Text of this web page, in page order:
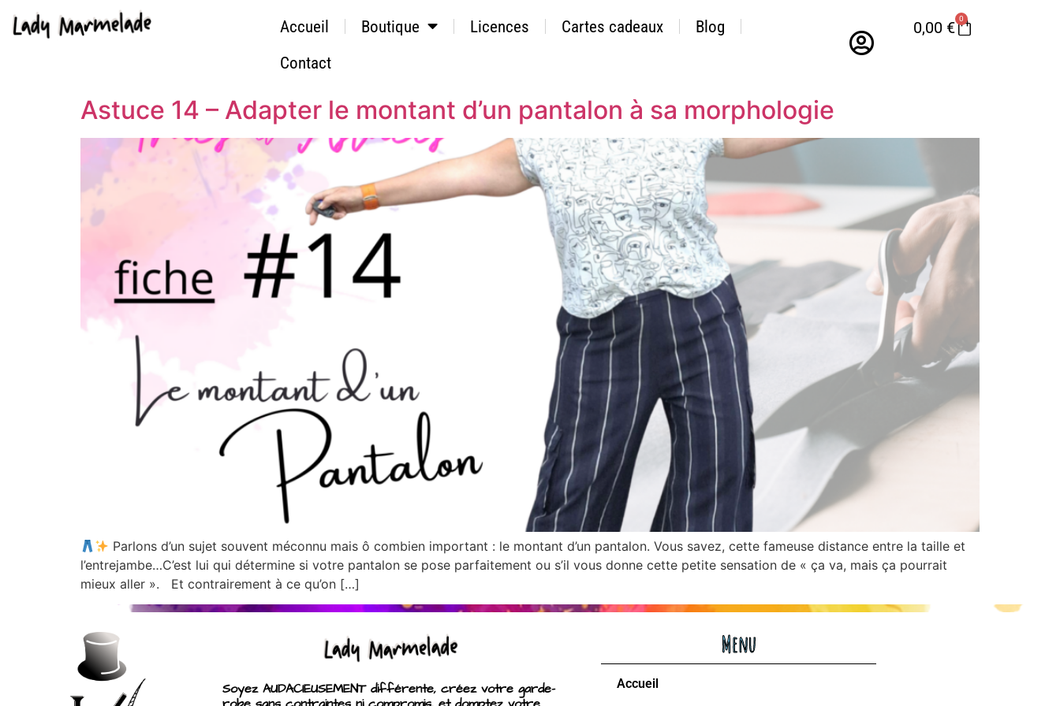
Accueil Boutique Licences Cartes cadeaux
Blog
Contact
0,00 € 0
Astuce 14 – Adapter le montant d’un pantalon à sa morphologie
Parlons d’un sujet souvent méconnu mais ô combien important : le montant d’un pantalon. Vous savez, cette fameuse distance entre la taille et
l’entrejambe…C’est lui qui détermine si votre pantalon se pose parfaitement ou s’il vous donne cette petite sensation de « ça va, mais ça pourrait
mieux aller ». Et contrairement à ce qu’on […]
Soyez AUDACIEUSEMENT différente, créez votre garde-
Menu
Accueil